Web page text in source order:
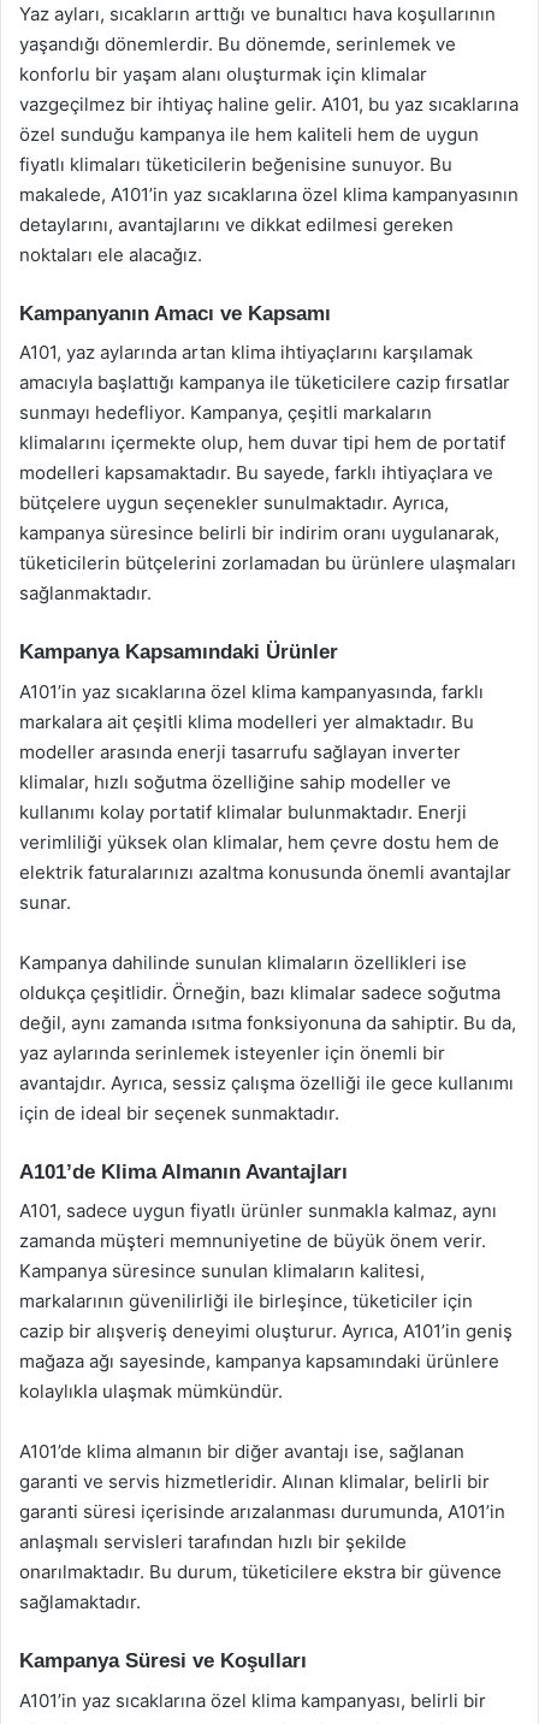
Yaz ayları, sıcakların arttığı ve bunaltıcı hava koşullarının
yaşandığı dönemlerdir. Bu dönemde, serinlemek ve
konforlu bir yaşam alanı oluşturmak için klimalar
vazgeçilmez bir ihtiyaç haline gelir. A101, bu yaz sıcaklarına
özel sunduğu kampanya ile hem kaliteli hem de uygun
fiyatlı klimaları tüketicilerin beğenisine sunuyor. Bu
makalede, A101’in yaz sıcaklarına özel klima kampanyasının
detaylarını, avantajlarını ve dikkat edilmesi gereken
noktaları ele alacağız.
Kampanyanın Amacı ve Kapsamı
A101, yaz aylarında artan klima ihtiyaçlarını karşılamak
amacıyla başlattığı kampanya ile tüketicilere cazip fırsatlar
sunmayı hedefliyor. Kampanya, çeşitli markaların
klimalarını içermekte olup, hem duvar tipi hem de portatif
modelleri kapsamaktadır. Bu sayede, farklı ihtiyaçlara ve
bütçelere uygun seçenekler sunulmaktadır. Ayrıca,
kampanya süresince belirli bir indirim oranı uygulanarak,
tüketicilerin bütçelerini zorlamadan bu ürünlere ulaşmaları
sağlanmaktadır.
Kampanya Kapsamındaki Ürünler
A101’in yaz sıcaklarına özel klima kampanyasında, farklı
markalara ait çeşitli klima modelleri yer almaktadır. Bu
modeller arasında enerji tasarrufu sağlayan inverter
klimalar, hızlı soğutma özelliğine sahip modeller ve
kullanımı kolay portatif klimalar bulunmaktadır. Enerji
verimliliği yüksek olan klimalar, hem çevre dostu hem de
elektrik faturalarınızı azaltma konusunda önemli avantajlar
sunar.
Kampanya dahilinde sunulan klimaların özellikleri ise
oldukça çeşitlidir. Örneğin, bazı klimalar sadece soğutma
değil, aynı zamanda ısıtma fonksiyonuna da sahiptir. Bu da,
yaz aylarında serinlemek isteyenler için önemli bir
avantajdır. Ayrıca, sessiz çalışma özelliği ile gece kullanımı
için de ideal bir seçenek sunmaktadır.
A101’de Klima Almanın Avantajları
A101, sadece uygun fiyatlı ürünler sunmakla kalmaz, aynı
zamanda müşteri memnuniyetine de büyük önem verir.
Kampanya süresince sunulan klimaların kalitesi,
markalarının güvenilirliği ile birleşince, tüketiciler için
cazip bir alışveriş deneyimi oluşturur. Ayrıca, A101’in geniş
mağaza ağı sayesinde, kampanya kapsamındaki ürünlere
kolaylıkla ulaşmak mümkündür.
A101’de klima almanın bir diğer avantajı ise, sağlanan
garanti ve servis hizmetleridir. Alınan klimalar, belirli bir
garanti süresi içerisinde arızalanması durumunda, A101’in
anlaşmalı servisleri tarafından hızlı bir şekilde
onarılmaktadır. Bu durum, tüketicilere ekstra bir güvence
sağlamaktadır.
Kampanya Süresi ve Koşulları
A101’in yaz sıcaklarına özel klima kampanyası, belirli bir